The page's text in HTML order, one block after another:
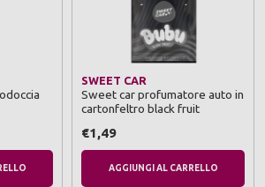
SWEET CAR
Sweet car profumatore auto in
cartonfeltro black fruit
€1,49
AGGIUNGI AL CARRELLO